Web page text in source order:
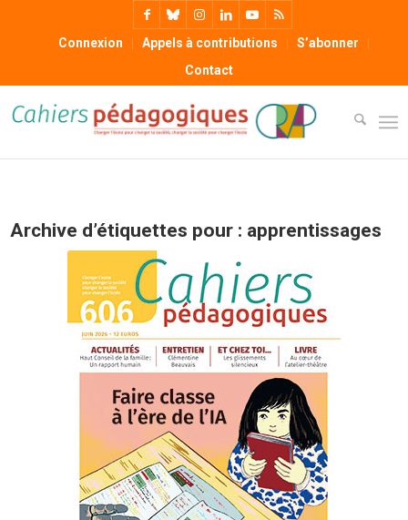
Connexion Appels à contributions
S’abonner
Contact
Archive d’étiquettes pour : apprentissages